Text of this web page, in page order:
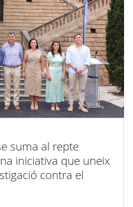
suma al repte
iniciativa que uneix
contra el